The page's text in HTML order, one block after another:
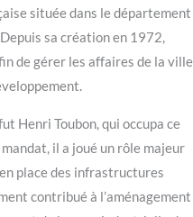
située dans le département
sa création en 1972,
de gérer les affaires de la ville
Henri Toubon, qui occupa ce
il a joué un rôle majeur
place des infrastructures
contribué à l’aménagement